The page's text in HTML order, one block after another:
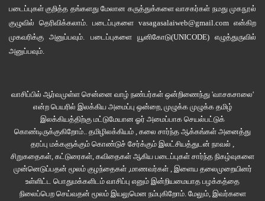
படைப்புகள் குறித்த தங்களது மேலான கருத்துக்களை வாசகர்கள் நமது முகநூல்
குழுவில் தெரிவிக்கலாம். படைப்புகளை vasagasalaiweb@gmail.com என்கிற
முகவரிக்கு அனுப்பவும். படைப்புகளை யூனிகோடு(UNICODE)எழுத்துருவில்
அனுப்பவும்.
வாசிப்பில் ஆர்வமுள்ள சென்னை வாழ் நண்பர்கள் ஒன்றிணைந்து 'வாசகசாலை'
என்ற பெயரில் இலக்கிய அமைப்பு ஒன்றை, முழுக்க முழுக்க தமிழ்
இலக்கியத்திற்கு மட்டுமேயான ஓர் அமைப்பாக செயல்பட்டுக்
கொண்டிருக்குகிறோம்.. தமிழிலக்கியம் , கலை சார்ந்த ஆக்கங்கள் அனைத்து
தரப்பு மக்களுக்கும் கொண்டுச் சேர்க்கும் இலட்சியத்துடன் நாவல் ,
சிறுகதைகள், கட்டுரைகள், கவிதைகள் ஆகிய படைப்புகள் சார்ந்த நிகழ்வுகளை
முன்னெடுப்பதன் மூலம் குழந்தைகள் ,மாணவர்கள் , இளைய தலைமுறையினர்
உள்ளிட்ட பொதுமக்களிடம் வாசிப்பு எனும் இன்றியமையாத பழக்கத்தை
நிலைப்பெற செய்வதன் மூலம் இயலுமென நம்புகிறோம். மேலும், இவர்களை